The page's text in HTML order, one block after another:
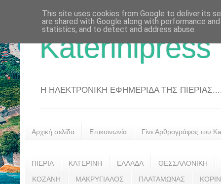
Katerinipress
Η ΗΛΕΚΤΡΟΝΙΚΗ ΕΦΗΜΕΡΙΔΑ ΤΗΣ
Αρχική σελίδα Επικοινωνία Γίνε Αρθρογράφος του
ΠΙΕΡΙΑ ΚΑΤΕΡΙΝΗ ΕΛΛΑΔΑ ΘΕΣΣΑΛΟΝΙΚΗ
ΚΟΖΑΝΗ ΜΑΚΡΥΓΙΑΛΟΣ ΠΛΑΤΑΜΩΝΑΣ
This site uses cookies from Google to deliver its
are shared with Google along with performance
statistics, and to detect and address abuse.